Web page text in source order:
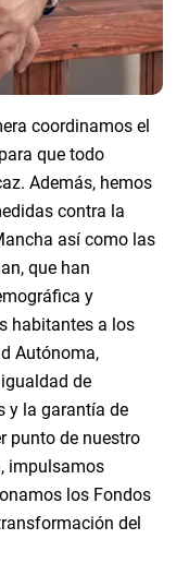
coordinamos el
que todo
Además, hemos
contra la
así como las
que han
y
habitantes a los
Autónoma,
de
y la garantía de
punto de nuestro
impulsamos
los Fondos
del